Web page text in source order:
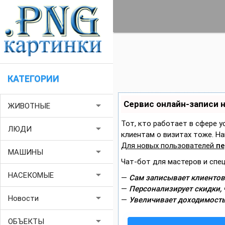
КАТЕГОРИИ
ЖИВОТНЫЕ arrow_drop_down
ЛЮДИ arrow_drop_down
МАШИНЫ arrow_drop_down
НАСЕКОМЫЕ arrow_drop_down
Новости arrow_drop_down
ОБЪЕКТЫ arrow_drop_down
Сервис онлайн-записи
Тот, кто работает в сфере
клиентам о визитах тоже.
Для новых пользователей
Чат-бот для мастеров и
— Сам записывает
— Персонализирует
— Увеличивает